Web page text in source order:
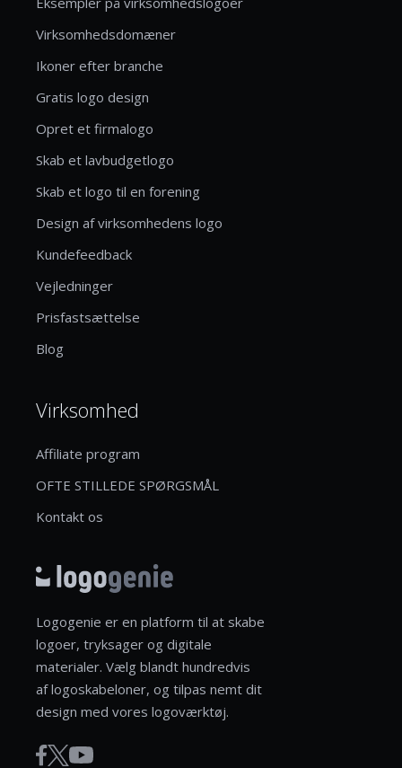
Virksomhedsdomæner
Ikoner efter branche
Gratis logo design
Opret et firmalogo
Skab et lavbudgetlogo
Skab et logo til en forening
Design af virksomhedens logo
Kundefeedback
Vejledninger
Prisfastsættelse
Blog
Virksomhed
Affiliate program
OFTE STILLEDE SPØRGSMÅL
Kontakt os
Logogenie er en platform til at skabe
logoer, tryksager og digitale
materialer. Vælg blandt hundredvis
af logoskabeloner, og tilpas nemt dit
design med vores logoværktøj.